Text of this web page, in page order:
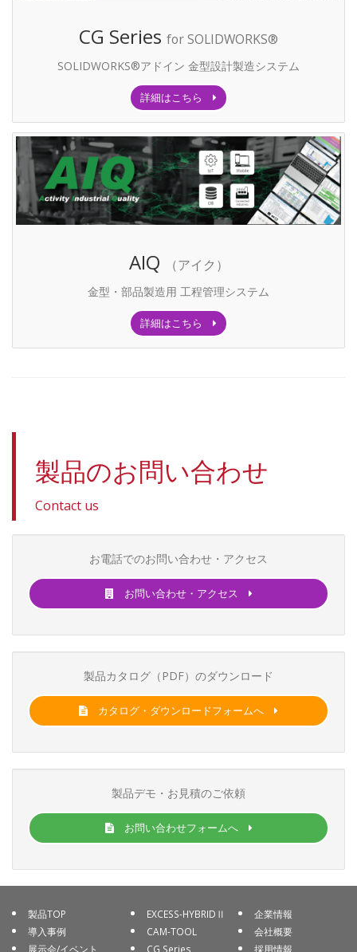
CG Series for SOLIDWORKS®
SOLIDWORKS®アドイン 金型設計製造システム
詳細はこちら
AIQ （アイク）
金型・部品製造用 工程管理システム
詳細はこちら
製品のお問い合わせ
Contact us
お電話でのお問い合わせ・アクセス
お問い合わせ・アクセス
製品カタログ（PDF）のダウンロード
カタログ・ダウンロードフォームへ
製品デモ・お見積のご依頼
お問い合わせフォームへ
製品TOP
導入事例
展示会/イベント
EXCESS-HYBRIDⅡ
CAM-TOOL
CG Series
企業情報
会社概要
採用情報